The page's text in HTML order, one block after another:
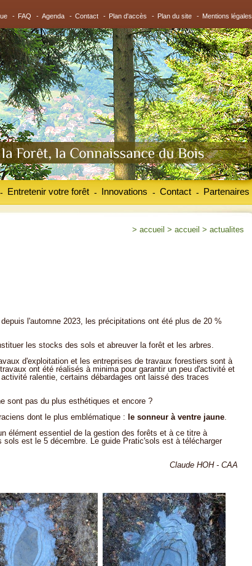
- FAQ - Agenda - Contact - Plan d'accès - Plan du site - Mentions légales
Entretenir votre forêt
- Innovations
- Contact
- Partenaires
-
> accueil > accueil > actualites
l'automne 2023, les précipitations ont été plus de 20 %
les stocks des sols et abreuver la forêt et les arbres.
d'exploitation et les entreprises de travaux forestiers sont à
ont été réalisés à minima pour garantir un peu d'activité et
ralentie, certains débardages ont laissé des traces
sont pas du plus esthétiques et encore ?
dont le plus emblématique : le sonneur à ventre jaune.
élément essentiel de la gestion des forêts et à ce titre à
sols est le 5 décembre. Le guide Pratic'sols est à télécharger
Claude HOH - CAA